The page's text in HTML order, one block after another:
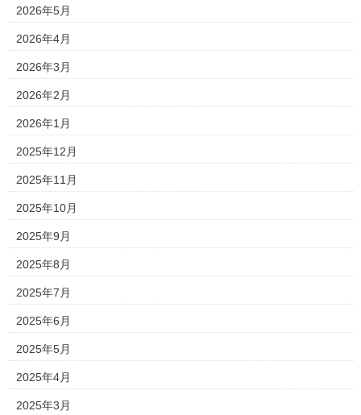
2026年5月
2026年4月
2026年3月
2026年2月
2026年1月
2025年12月
2025年11月
2025年10月
2025年9月
2025年8月
2025年7月
2025年6月
2025年5月
2025年4月
2025年3月